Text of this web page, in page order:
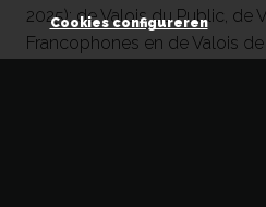
2025): de Valois du Public, de
Francophones en de Valois
Cookies configureren